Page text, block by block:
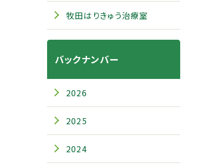
牧田はりきゅう治療室
バックナンバー
2026
2025
2024